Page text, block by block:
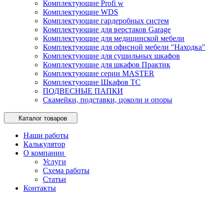
Комплектующие Profi w
Комплектующие WDS
Комплектующие гардеробных систем
Комплектующие для верстаков Garage
Комплектующие для медицинской мебели
Комплектующие для офисной мебели "Находка"
Комплектующие для сушильных шкафов
Комплектующие для шкафов Практик
Комплектующие серии MASTER
Комплектующие Шкафов ТС
ПОДВЕСНЫЕ ПАПКИ
Скамейки, подставки, цоколи и опоры
Каталог товаров
Наши работы
Калькулятор
О компании
Услуги
Схема работы
Статьи
Контакты